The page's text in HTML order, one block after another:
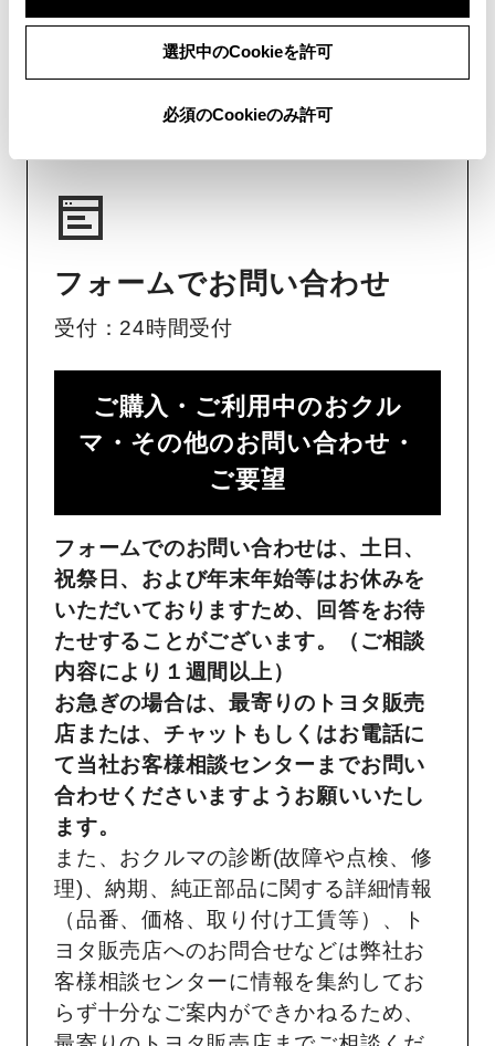
選択中のCookieを許可
必須のCookieのみ許可
い。
チャットでのお問い合わせはお待たせ
フォームでお問い合わせ
受付：24時間受付
ご購入・ご利用中のおクル
マ・その他のお問い合わせ・
ご要望​
フォームでのお問い合わせは、土日、
祝祭日、および年末年始等はお休みを
いただいておりますため、回答をお待
たせすることがございます。（ご相談
内容により１週間以上）
お急ぎの場合は、最寄りのトヨタ販売
店または、チャットもしくはお電話に
て当社お客様相談センターまでお問い
合わせくださいますようお願いいたし
ます。
また、おクルマの診断(故障や点検、修
理)、納期、純正部品に関する詳細情報
（品番、価格、取り付け工賃等）、ト
ヨタ販売店へのお問合せなどは弊社お
客様相談センターに情報を集約してお
らず十分なご案内ができかねるため、